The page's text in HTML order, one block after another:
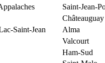
Saint-Jean-
Châteauguay
Saint-Jean
Alma
Valcourt
Ham-Sud